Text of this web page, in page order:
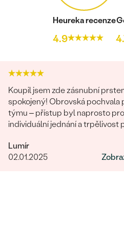
Heureka recenze
4.9
Koupil jsem zde zásnubní
spokojený! Obrovská pochvala
týmu – přístup byl naprosto
individuální jednání a trpělivost
komunikaci, kdy jsme vše
plné spokojenosti. Prsten je
Lumír
02.01.2025